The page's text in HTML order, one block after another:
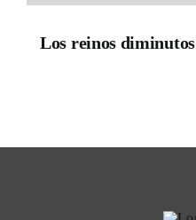
Los reinos diminutos